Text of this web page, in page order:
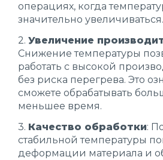
операциях, когда
значительно увеличиваться.
2. Увеличение
Снижение температуры
работать с высокой
без риска перегрева. Это
сможете обрабатывать
меньшее время.
3. Качество обработки:
стабильной температуры
деформации материала и